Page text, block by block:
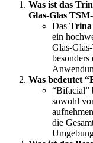
quantity
Was ist das
Glas-Glas
Das Trina
ein
Glas-
Was bedeutet
“Bifacial”
sowohl
die